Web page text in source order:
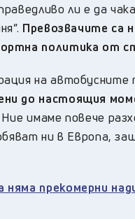
ли е да
Превозвачите са
политика от
на автобусните
до настоящия
имаме повече
ни в Европа,
прекомерни